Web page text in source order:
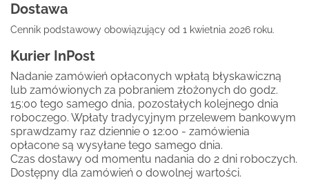
Dostawa
Cennik podstawowy obowiązujący od 1 kwietnia 2026 roku.
Kurier InPost
Nadanie zamówień opłaconych wpłatą błyskawiczną
lub zamówionych za pobraniem złożonych do godz.
15:00 tego samego dnia, pozostałych kolejnego dnia
roboczego. Wpłaty tradycyjnym przelewem bankowym
sprawdzamy raz dziennie o 12:00 - zamówienia
opłacone są wysyłane tego samego dnia.
Czas dostawy od momentu nadania do 2 dni roboczych.
Dostępny dla zamówień o dowolnej wartości.